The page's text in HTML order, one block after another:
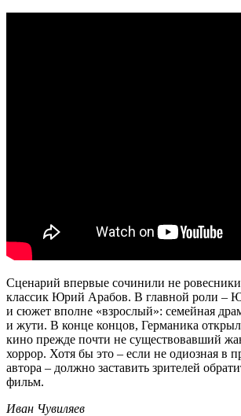
Сценарий впервые сочинили не
классик Юрий Арабов. В главной роли –
и сюжет вполне «взрослый»: семейная
и жути. В конце концов, Германика
кино прежде почти не существовавший
хоррор. Хотя бы это – если не одиозная в
автора – должно заставить зрителей
фильм.
Иван Чувиляев